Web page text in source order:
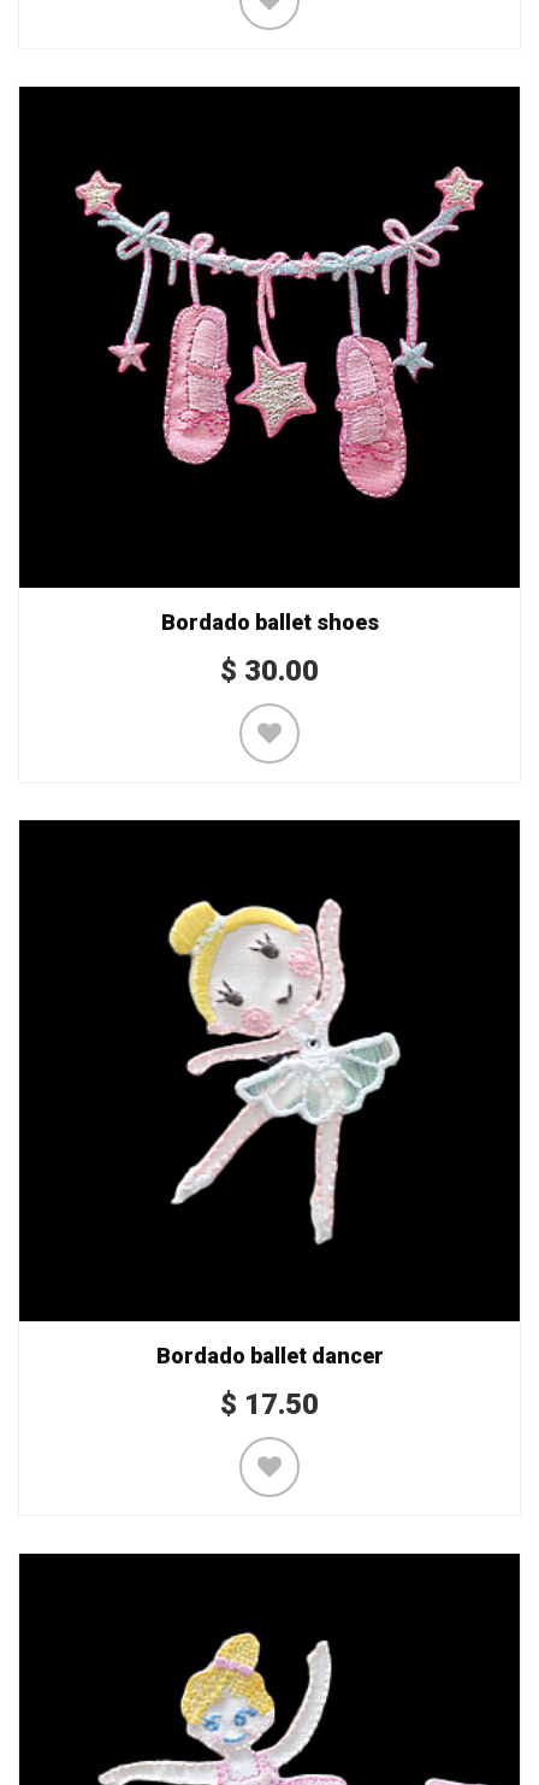
Bordado ballet shoes
$ 30.00
Bordado ballet dancer
$ 17.50